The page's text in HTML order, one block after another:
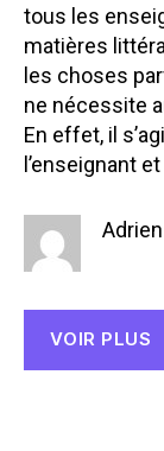
tous les
matières
les choses
ne nécessite
En effet, il
l’enseignant
VOIR PLUS